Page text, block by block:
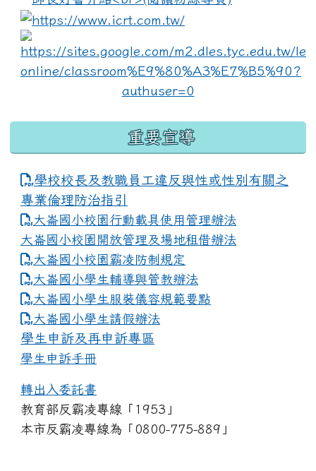
link to https://
重要宣導
學校校長及教職員工違反與性或性別有關之
專業倫理防治指引
大崙國小校園行動載具使用管理辦法
大崙國小校園開放管理及場地租借辦法
大崙國小校園霸凌防制規定
大崙國小學生輔導與管教辦法
大崙國小學生服裝儀容規範要點
link to https://www.dles.tyc.edu.tw/uploads/
大崙國小學生請假辦法
學生申訴及再申訴專區
學生申訴手冊
轉出入委託書
教育部反霸凌專線「1953」
本市反霸凌專線為「0800-775-889」